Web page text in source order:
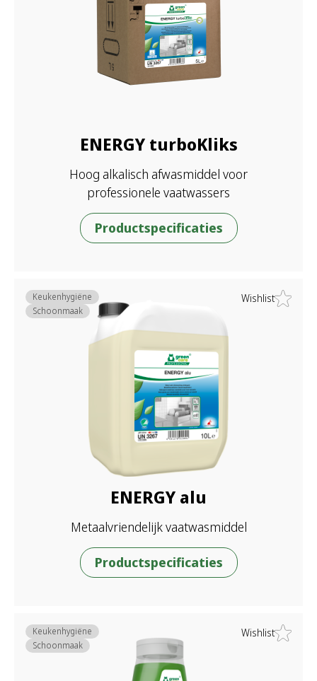
ENERGY turboKliks
Hoog alkalisch afwasmiddel voor
professionele vaatwassers
Productspecificaties
Wishlist
ENERGY alu
Metaalvriendelijk vaatwasmiddel
Keukenhygiëne
Schoonmaak
Productspecificaties
Wishlist
Keukenhygiëne
Schoonmaak